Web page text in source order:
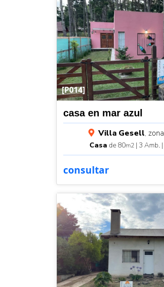
[P014]
casa en mar azul
Villa Gesell, zona
Casa de 80m2 | 3 Amb. |
consultar